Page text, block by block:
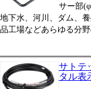
サー部
地下水、河川、ダム、
品工場などあらゆる分
サトテ
タル表